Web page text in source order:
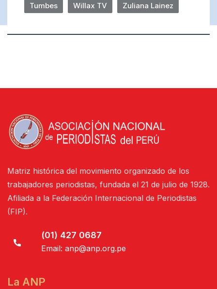
Tumbes Willax TV Zuliana Lainez
Matriz histórica del movimiento organizado de los
trabajadores periodistas, fundada el 21 de julio de 1928.
Afiliada a la Federación Internacional de Periodistas
(FIP).
(01) 427 0687
Email: anp@anp.org.pe
La ANP